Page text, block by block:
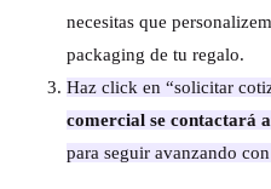
necesitas que
packaging de tu regalo.
Haz click en “solicitar
comercial se contactará
para seguir avanzando